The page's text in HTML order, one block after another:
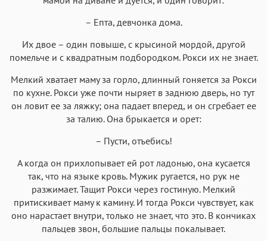
– Епта, девчонка дома.
Их двое – один повыше, с крысиной мордой, другой
помельче и с квадратным подбородком. Рокси их не знает.
Мелкий хватает маму за горло, длинный гоняется за Рокси
по кухне. Рокси уже почти ныряет в заднюю дверь, но тут
он ловит ее за ляжку; она падает вперед, и он сгребает ее
за талию. Она брыкается и орет:
– Пусти, отъебись!
А когда он прихлопывает ей рот ладонью, она кусается
так, что на языке кровь. Мужик ругается, но рук не
разжимает. Тащит Рокси через гостиную. Мелкий
притискивает маму к камину. И тогда Рокси чувствует, как
оно нарастает внутри, только не знает, что это. В кончиках
пальцев звон, большие пальцы покалывает.